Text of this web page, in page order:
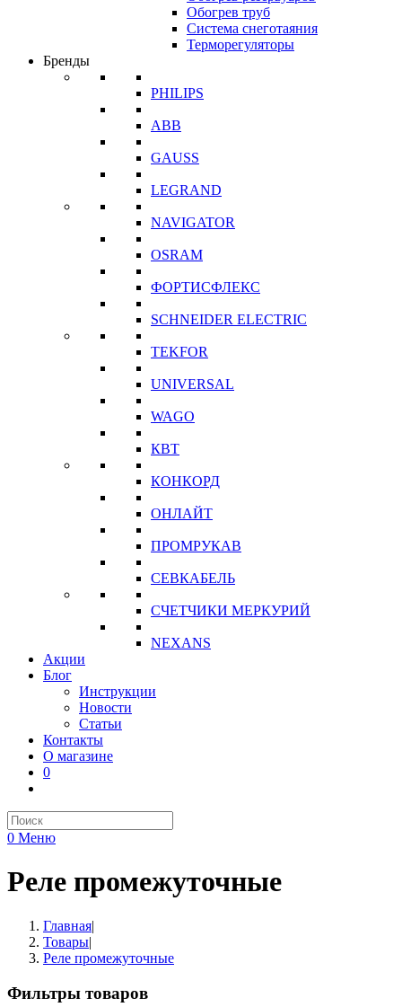
Обогрев труб
Система снеготаяния
Терморегуляторы
Бренды
PHILIPS
ABB
GAUSS
LEGRAND
NAVIGATOR
OSRAM
ФОРТИСФЛЕКС
SCHNEIDER ELECTRIC
TEKFOR
UNIVERSAL
WAGO
КВТ
КОНКОРД
ОНЛАЙТ
ПРОМРУКАВ
СЕВКАБЕЛЬ
СЧЕТЧИКИ МЕРКУРИЙ
NEXANS
Акции
Блог
Инструкции
Новости
Статьи
Контакты
О магазине
0
0 Меню
Реле промежуточные
Главная|
Товары|
Реле промежуточные
Фильтры товаров